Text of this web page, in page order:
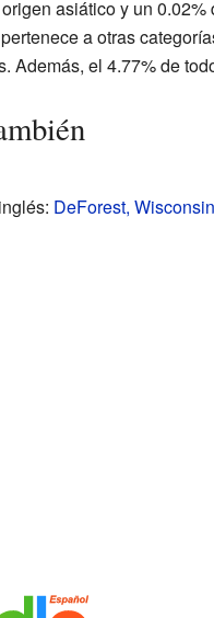
asiático y un
a otras
Además, el 4.77% de
DeForest,